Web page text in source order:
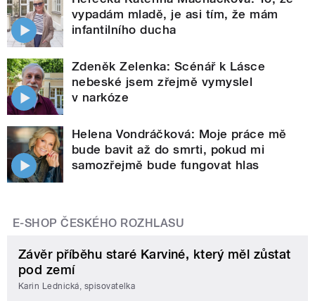
vypadám mladě, je asi tím, že mám
infantilního ducha
Zdeněk Zelenka: Scénář k Lásce
nebeské jsem zřejmě vymyslel
v narkóze
Helena Vondráčková: Moje práce mě
bude bavit až do smrti, pokud mi
samozřejmě bude fungovat hlas
E-SHOP ČESKÉHO ROZHLASU
Závěr příběhu staré Karviné, který měl zůstat
pod zemí
Karin Lednická, spisovatelka